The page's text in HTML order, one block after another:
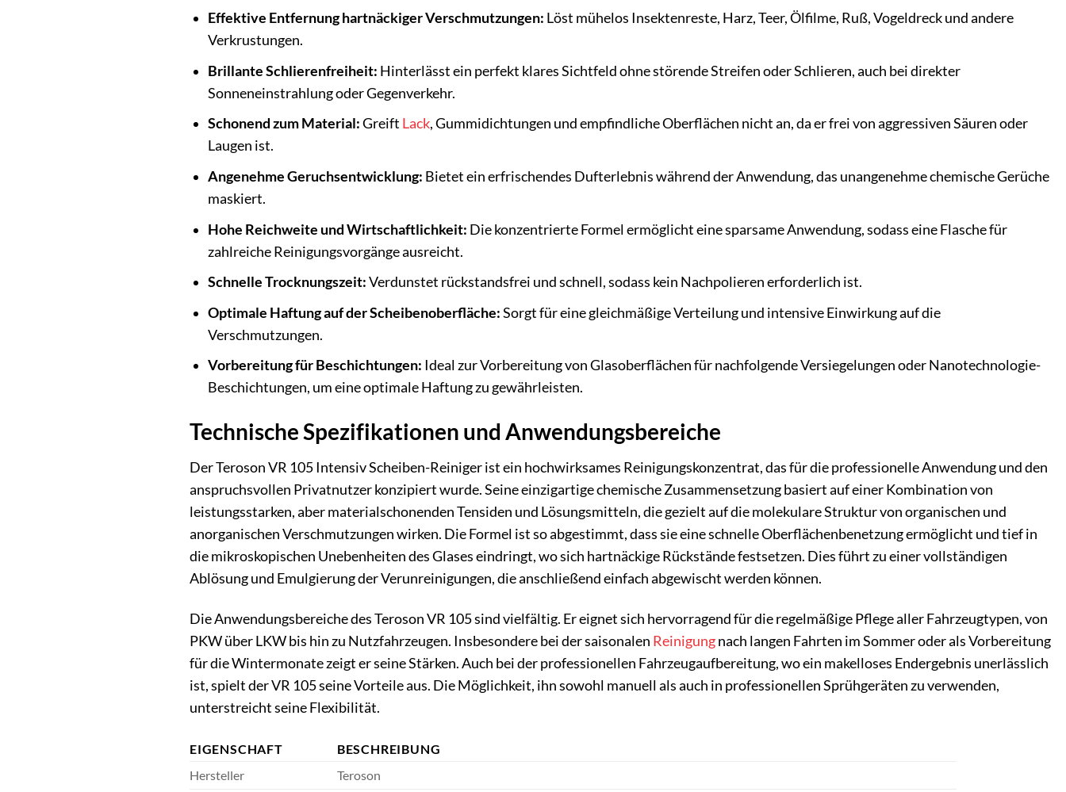
Effektive Entfernung hartnäckiger Verschmutzungen: Löst mühelos Insektenreste, Harz, Teer, Ölfilme, Ruß, Vogeldreck und andere
Verkrustungen.
Brillante Schlierenfreiheit: Hinterlässt ein perfekt klares Sichtfeld ohne störende Streifen oder Schlieren, auch bei direkter
Sonneneinstrahlung oder Gegenverkehr.
Schonend zum Material:Greift Lack, Gummidichtungen und empfindliche Oberflächen nicht an, da er frei von aggressiven Säuren oder
Laugen ist.
Angenehme Geruchsentwicklung: Bietet ein erfrischendes Dufterlebnis während der Anwendung, das unangenehme chemische Gerüche
maskiert.
Hohe Reichweite und Wirtschaftlichkeit: Die konzentrierte Formel ermöglicht eine sparsame Anwendung, sodass eine Flasche für
zahlreiche Reinigungsvorgänge ausreicht.
Schnelle Trocknungszeit:Verdunstet rückstandsfrei und schnell, sodass kein Nachpolieren erforderlich ist.
Optimale Haftung auf der Scheibenoberfläche:Sorgt für eine gleichmäßige Verteilung und intensive Einwirkung auf die
Verschmutzungen.
Vorbereitung für Beschichtungen: Ideal zur Vorbereitung von Glasoberflächen für nachfolgende Versiegelungen oder Nanotechnologie-
Beschichtungen, um eine optimale Haftung zu gewährleisten.
Technische Spezifikationen und Anwendungsbereiche
Der Teroson VR 105 Intensiv Scheiben-Reiniger ist ein hochwirksames Reinigungskonzentrat, das für die professionelle Anwendung und den
anspruchsvollen Privatnutzer konzipiert wurde. Seine einzigartige chemische Zusammensetzung basiert auf einer Kombination von
leistungsstarken, aber materialschonenden Tensiden und Lösungsmitteln, die gezielt auf die molekulare Struktur von organischen und
anorganischen Verschmutzungen wirken. Die Formel ist so abgestimmt, dass sie eine schnelle Oberflächenbenetzung ermöglicht und tief in
die mikroskopischen Unebenheiten des Glases eindringt, wo sich hartnäckige Rückstände festsetzen. Dies führt zu einer vollständigen
Ablösung und Emulgierung der Verunreinigungen, die anschließend einfach abgewischt werden können.
Die Anwendungsbereiche des Teroson VR 105 sind vielfältig. Er eignet sich hervorragend für die regelmäßige Pflege aller Fahrzeugtypen, von
PKW über LKW bis hin zu Nutzfahrzeugen. Insbesondere bei der saisonalen Reinigungnach langen Fahrten im Sommer oder als Vorbereitung
für die Wintermonate zeigt er seine Stärken. Auch bei der professionellen Fahrzeugaufbereitung, wo ein makelloses Endergebnis unerlässlich
ist, spielt der VR 105 seine Vorteile aus. Die Möglichkeit, ihn sowohl manuell als auch in professionellen Sprühgeräten zu verwenden,
unterstreicht seine Flexibilität.
EIGENSCHAFT
BESCHREIBUNG
Hersteller
Teroson